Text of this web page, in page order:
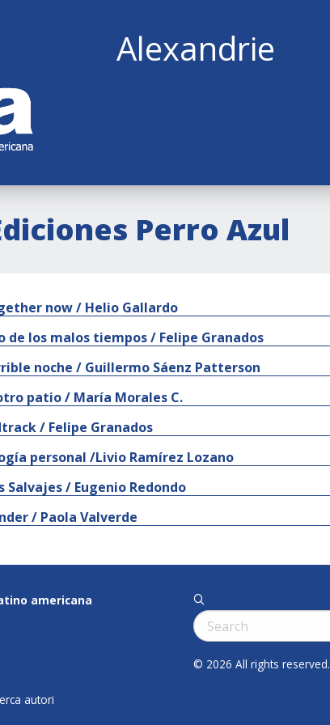
Alexandrie
Perro Azul
now / Helio Gallardo
de los malos tiempos / Felipe Granados
noche / Guillermo Sáenz Patterson
patio / María Morales C.
/ Felipe Granados
personal /Livio Ramírez Lozano
Salvajes / Eugenio Redondo
/ Paola Valverde
americana
autori
q
Cerca:
© 2026 All rights reserved.